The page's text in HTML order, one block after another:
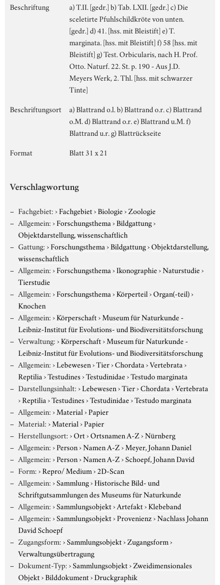
Beschriftung
a) T.II. [gedr.] b) Tab. LXII. [gedr.] c) Die
sceletirte Pfuhlschildkröte von unten.
[gedr.] d) 41. [hss. mit Bleistift] e) T.
marginata. [hss. mit Bleistift] f) 58 [hss. mit
Bleistift] g) Test. Orbicularis, nach H. Prof.
Otto. Naturf. 22. St. p. 190 - Aus J.D.
Meyers Werk, 2. Thl. [hss. mit schwarzer
Tinte]
Beschriftungsort
a) Blattrand o.l. b) Blattrand o.r. c) Blattrand
o.M. d) Blattrand o.r. e) Blattrand u.M. f)
Blattrand u.r. g) Blattrückseite
Format
Blatt 31 x 21
Verschlagwortung
Fachgebiet:›Fachgebiet›Biologie›Zoologie
Allgemein:›Forschungsthema›Bildgattung›
Objektdarstellung, wissenschaftlich
Gattung:›Forschungsthema›Bildgattung›Objektdarstellung,
wissenschaftlich
Allgemein:›Forschungsthema›Ikonographie›Naturstudie›
Tierstudie
Allgemein:›Forschungsthema›Körperteil›Organ(-teil)›
Knochen
Allgemein:›Körperschaft›Museum für Naturkunde -
Leibniz-Institut für Evolutions- und Biodiversitätsforschung
Verwaltung:›Körperschaft›Museum für Naturkunde -
Leibniz-Institut für Evolutions- und Biodiversitätsforschung
Allgemein:›Lebewesen›Tier›Chordata›Vertebrata›
Reptilia›Testudines›Testudinidae›Testudo marginata
Darstellungsinhalt:›Lebewesen›Tier›Chordata›Vertebrata
›Reptilia›Testudines›Testudinidae›Testudo marginata
Allgemein:›Material›Papier
Material:›Material›Papier
Herstellungsort:›Ort›Ortsnamen A-Z›Nürnberg
Allgemein:›Person›Namen A-Z›Meyer, Johann Daniel
Allgemein:›Person›Namen A-Z›Schoepf, Johann David
Form:›Repro/ Medium›2D-Scan
Allgemein:›Sammlung›Historische Bild- und
Schriftgutsammlungen des Museums für Naturkunde
Allgemein:›Sammlungsobjekt›Artefakt›Klebeband
Allgemein:›Sammlungsobjekt›Provenienz›Nachlass Johann
David Schoepf
Zugangsform:›Sammlungsobjekt›Zugangsform›
Verwaltungsübertragung
Dokument-Typ:›Sammlungsobjekt›Zweidimensionales
Objekt›Bilddokument›Druckgraphik